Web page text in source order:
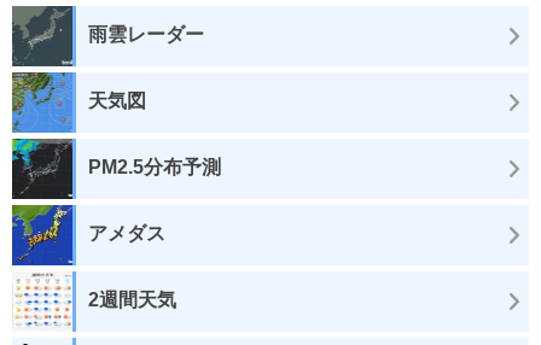
雨雲レーダー
天気図
PM2.5分布予測
アメダス
2週間天気